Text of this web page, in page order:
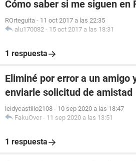
Cómo saber si me siguen en
ROrteguita - 11 oct 2017 a las 22:35
alu170082 - 15 oct 2017 a las 18:31
1 respuesta
Eliminé por error a un amigo
enviarle solicitud de amistad
leidycastillo2108 - 10 sep 2020 a las 18:47
FakuOver - 11 sep 2020 a las 13:51
1 respuesta